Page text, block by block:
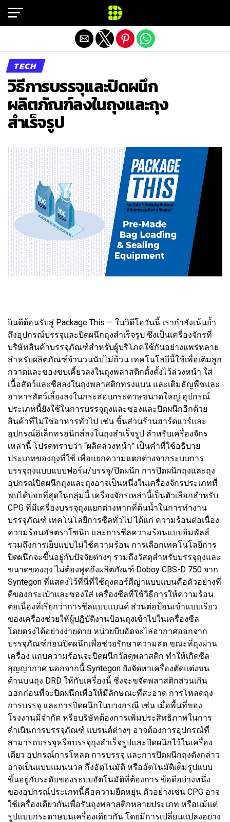
TECH
วิธีการบรรจุและปิดผนึก
ผลิตภัณฑ์ลงในถุงและถุง
สำเร็จรูป
ยินดีต้อนรับสู่ Package This — ในวิดีโอวันนี้ เรากำลังเน้นย้ำ
ถึงอุปกรณ์บรรจุและปิดผนึกถุงสำเร็จรูป ซึ่งเป็นเครื่องจักรที่
บริษัทสินค้าบรรจุภัณฑ์สำหรับผู้บริโภคใช้กันอย่างแพร่หลาย
สำหรับผลิตภัณฑ์จำนวนนับไม่ถ้วน เทคโนโลยีนี้ใช้เพื่อเติมลูก
กวาดและของขบเคี้ยวลงในถุงพลาสติกตั้งตั้งไว้ล่วงหน้า ใส่
เนื้อสัตว์และชีสลงในถุงพลาสติกทรงแบน และเติมธัญพืชและ
อาหารสัตว์เลี้ยงลงในกระสอบกระดาษขนาดใหญ่ อุปกรณ์
ประเภทนี้ยังใช้ในการบรรจุถุงและซองและปิดผนึกอีกด้วย
สินค้าที่ไม่ใช่อาหารทั่วไป เช่น ชิ้นส่วนร้านฮาร์ดแวร์และ
อุปกรณ์อิเล็กทรอนิกส์ลงในถุงสำเร็จรูป สำหรับเครื่องจักร
เหล่านี้ โปรดทราบว่า “ผลิตล่วงหน้า” เป็นคำที่ใช้อธิบาย
ประเภทของถุงที่ใช้ เพื่อแยกความแตกต่างจากระบบการ
บรรจุถุงแบบแบบฟอร์ม/บรรจุ/ปิดผนึก การปิดผนึกถุงและถุง
อุปกรณ์ปิดผนึกถุงและถุงอาจเป็นหนึ่งในเครื่องจักรประเภทที่
พบได้บ่อยที่สุดในกลุ่มนี้ เครื่องจักรเหล่านี้เป็นตัวเลือกสำหรับ
CPG ที่มีเครื่องบรรจุถุงแยกต่างหากที่ต้นน้ำในการทำงาน
บรรจุภัณฑ์ เทคโนโลยีการซีลทั่วไป ได้แก่ ความร้อนต่อเนื่อง
ความร้อนอัลตราโซนิก และการซีลความร้อนแบบอิมพัลส์
รวมถึงการเย็บแบบไม่ใช้ความร้อน การเลือกเทคโนโลยีการ
ปิดผนึกจะขึ้นอยู่กับปัจจัยต่างๆ รวมถึงวัสดุสำหรับบรรจุถุงและ
ขนาดของถุง ไม่ต้องพูดถึงผลิตภัณฑ์ Doboy CBS-D 750 จาก
Syntegon ที่แสดงไว้ที่นี่ที่ใช้ถุงตอร์ตีญ่าแบบแบนคือตัวอย่างที่
ดีของกระเป๋าและซองใส่ เครื่องซีลที่ใช้วิธีการให้ความร้อน
ต่อเนื่องที่เรียกว่าการซีลแบบแบนด์ ส่วนต่อป้อนเข้าแบบเรียว
ของเครื่องช่วยให้ผู้ปฏิบัติงานป้อนถุงเข้าไปในเครื่องซีล
โดยตรงได้อย่างง่ายดาย หน่วยบีบอัดจะไล่อากาศออกจาก
บรรจุภัณฑ์ก่อนปิดผนึกเพื่อช่วยรักษาความสด ขณะที่ถุงผ่าน
เครื่อง แถบความร้อนจะปิดผนึกวัสดุพลาสติก ทำให้เกิดซีล
สุญญากาศ นอกจากนี้ Syntegon ยังจัดหาเครื่องตัดแต่งขน
ด้านบนถุง DRD ให้กับเครื่องนี้ ซึ่งจะขจัดพลาสติกส่วนเกิน
ออกก่อนที่จะปิดผนึกเพื่อให้มีลักษณะที่สะอาด การโหลดถุง
การบรรจุ และการปิดผนึกในบางกรณี เช่น เมื่อพื้นที่ของ
โรงงานมีจำกัด หรือบริษัทต้องการเพิ่มประสิทธิภาพในการ
ดำเนินการบรรจุภัณฑ์ แบรนด์ต่างๆ อาจต้องการอุปกรณ์ที่
สามารถบรรจุหรือบรรจุถุงสำเร็จรูปและปิดผนึกไว้ในเครื่อง
เดียว อุปกรณ์การโหลด การบรรจุ และการปิดผนึกถุงดังกล่าว
อาจเป็นแบบแมนนวล กึ่งอัตโนมัติ หรืออัตโนมัติเต็มรูปแบบ
ขึ้นอยู่กับระดับของระบบอัตโนมัติที่ต้องการ ข้อดีอย่างหนึ่ง
ของอุปกรณ์ประเภทนี้คือความยืดหยุ่น ตัวอย่างเช่น CPG อาจ
ใช้เครื่องเดียวกันเพื่อรันถุงพลาสติกหลายประเภท หรือแม้แต่
รูปแบบกระดาษบนเครื่องเดียวกัน โดยมีการเปลี่ยนแปลงอย่าง
Exit mobile version